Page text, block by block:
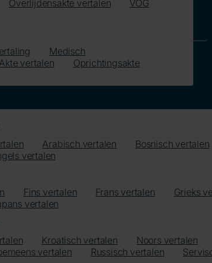
Overlijdensakte vertalen VOG
Medisch
vertalen
Oprichtingsakte
Arabisch vertalen Bosnisch vertalen
vertalen
Fins vertalen Frans vertalen Grieks
vertalen
Kroatisch vertalen Noors vertalen
vertalen Russisch vertalen